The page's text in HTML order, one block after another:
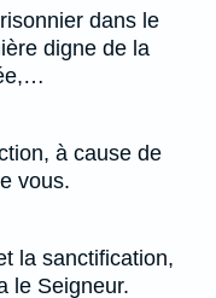
dans le
digne de la
à cause de
vous.
la sanctification,
le Seigneur.